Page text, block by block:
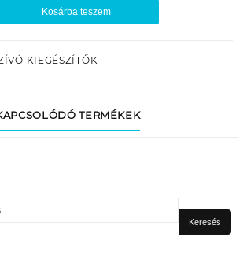
Kosárba teszem
KIEGÉSZÍTŐK
TERMÉKEK
Keresés